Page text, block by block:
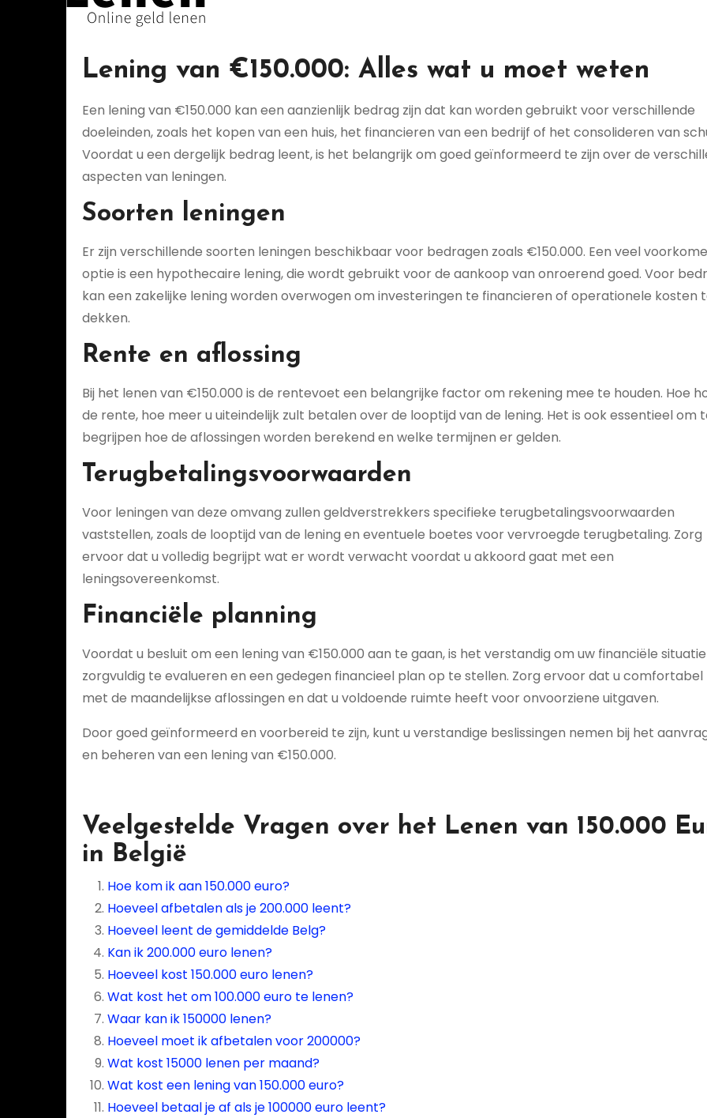
Lening van €150.000: Alles wat u moet weten
Een lening van €150.000 kan een aanzienlijk bedrag zijn dat kan worden gebruikt voor verschillende
doeleinden, zoals het kopen van een huis, het financieren van een bedrijf of het consolideren van
Voordat u een dergelijk bedrag leent, is het belangrijk om goed geïnformeerd te zijn over de
aspecten van leningen.
Soorten leningen
Er zijn verschillende soorten leningen beschikbaar voor bedragen zoals €150.000. Een veel
optie is een hypothecaire lening, die wordt gebruikt voor de aankoop van onroerend goed. Voor
kan een zakelijke lening worden overwogen om investeringen te financieren of operationele kosten
dekken.
Rente en aflossing
Bij het lenen van €150.000 is de rentevoet een belangrijke factor om rekening mee te houden. Hoe
de rente, hoe meer u uiteindelijk zult betalen over de looptijd van de lening. Het is ook essentieel om
begrijpen hoe de aflossingen worden berekend en welke termijnen er gelden.
Terugbetalingsvoorwaarden
Voor leningen van deze omvang zullen geldverstrekkers specifieke terugbetalingsvoorwaarden
vaststellen, zoals de looptijd van de lening en eventuele boetes voor vervroegde terugbetaling. Zorg
ervoor dat u volledig begrijpt wat er wordt verwacht voordat u akkoord gaat met een
leningsovereenkomst.
Financiële planning
Voordat u besluit om een lening van €150.000 aan te gaan, is het verstandig om uw financiële situatie
zorgvuldig te evalueren en een gedegen financieel plan op te stellen. Zorg ervoor dat u
met de maandelijkse aflossingen en dat u voldoende ruimte heeft voor onvoorziene uitgaven.
Door goed geïnformeerd en voorbereid te zijn, kunt u verstandige beslissingen nemen bij het
en beheren van een lening van €150.000.
Veelgestelde Vragen over het Lenen van 150.000
in België
Hoe kom ik aan 150.000 euro?
Hoeveel afbetalen als je 200.000 leent?
Hoeveel leent de gemiddelde Belg?
Kan ik 200.000 euro lenen?
Hoeveel kost 150.000 euro lenen?
Wat kost het om 100.000 euro te lenen?
Waar kan ik 150000 lenen?
Hoeveel moet ik afbetalen voor 200000?
Wat kost 15000 lenen per maand?
Wat kost een lening van 150.000 euro?
Hoeveel betaal je af als je 100000 euro leent?